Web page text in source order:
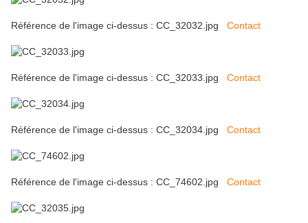
Référence de l'image ci-dessus : CC_32032.jpg Contact
Référence de l'image ci-dessus : CC_32033.jpg Contact
Référence de l'image ci-dessus : CC_32034.jpg Contact
Référence de l'image ci-dessus : CC_74602.jpg Contact